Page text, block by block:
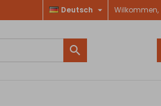
Wilkommen,
Deutsch 
